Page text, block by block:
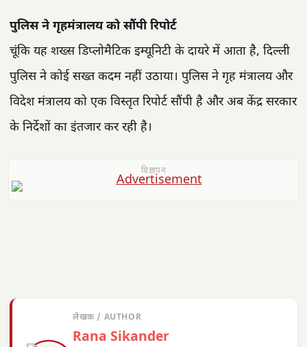
पुलिस ने गृहमंत्रालय को सौंपी रिपोर्ट
चूंकि यह शख्स डिप्लोमैटिक इम्यूनिटी के दायरे में आता है, दिल्ली
पुलिस ने कोई सख्त कदम नहीं उठाया। पुलिस ने गृह मंत्रालय और
विदेश मंत्रालय को एक विस्तृत रिपोर्ट सौंपी है और अब केंद्र सरकार
के निर्देशों का इंतजार कर रही है।
विज्ञापन
लेखक / AUTHOR
Rana Sikander